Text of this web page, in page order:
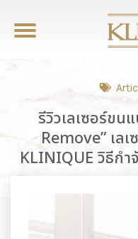
รีวิวเลเซอร์ขน
Remove” เล
KLINIQUE วิธีกำ